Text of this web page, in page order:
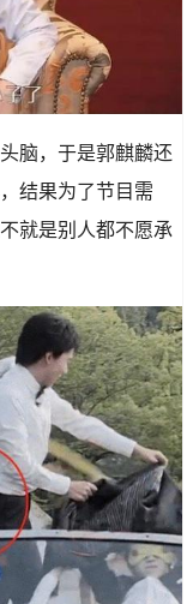
脑，于是郭麒麟还
结果为了节目需
就是别人都不愿承